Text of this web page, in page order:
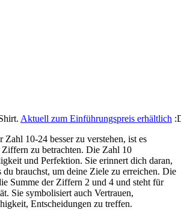
Aktuell zum Einführungspreis erhältlich
10-24 besser zu verstehen, ist es
zu betrachten. Die Zahl 10
und Perfektion. Sie erinnert dich daran,
du brauchst, um deine Ziele zu erreichen. Die
Summe der Ziffern 2 und 4 und steht für
Sie symbolisiert auch Vertrauen,
Entscheidungen zu treffen.